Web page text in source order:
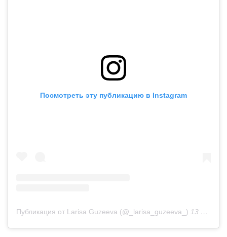
Посмотреть эту публикацию в Instagram
Публикация от Larisa Guzeeva (@_larisa_guzeeva_) 13 Окт 2019 в 1:31 PDT